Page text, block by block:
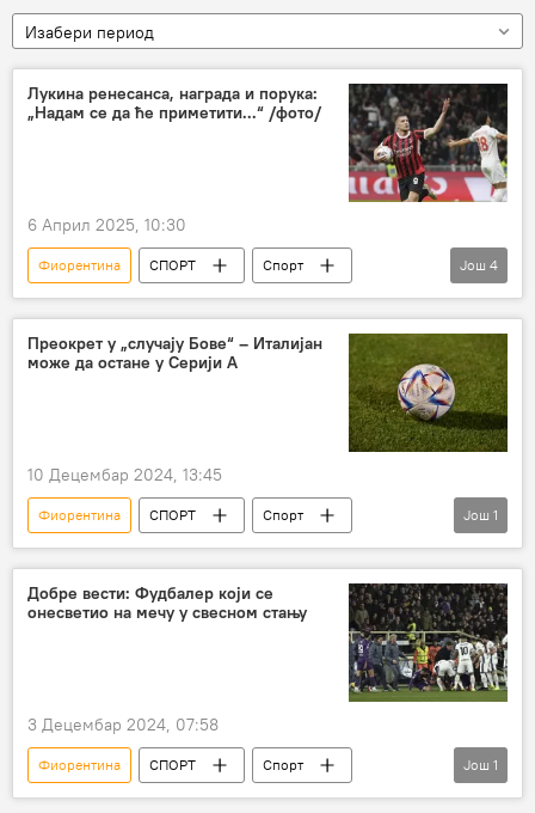
Изабери период
Лукина ренесанса, награда и порука:
„Надам се да ће приметити...“ /фото/
6 Април 2025, 10:30
Фиорентина СПОРТ
Спорт
Фудбал
Лука Јовић
ФК Милан
Серија А
Још 4
Преокрет у „случају Бове“ – Италијан
може да остане у Серији А
10 Децембар 2024, 13:45
Фиорентина СПОРТ
Спорт
Фудбал
Још 1
Добре вести: Фудбалер који се
онесветио на мечу у свесном стању
3 Децембар 2024, 07:58
Фиорентина СПОРТ
Спорт
Фудбал
Још 1